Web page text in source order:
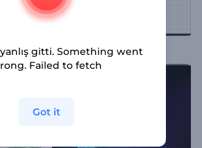
Tasarımcı Logo Gösterimi
gitti. Something went
Failed to fetch
Got it